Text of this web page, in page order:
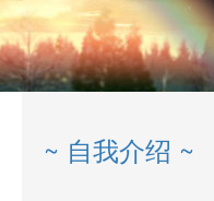
~ 自我介绍 ~